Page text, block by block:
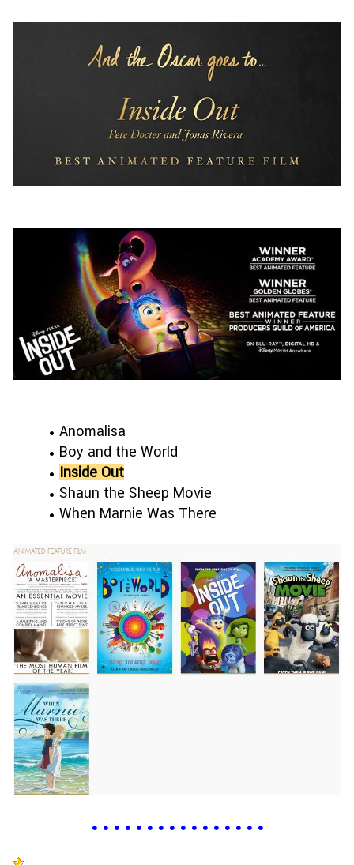
• Anomalisa
• Boy and the World
• Inside Out
• Shaun the Sheep Movie
• When Marnie Was There
• • • • • • • • • • • • • • • •